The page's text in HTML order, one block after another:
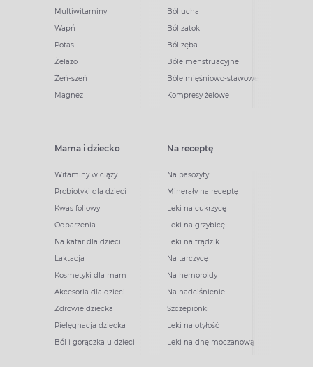
Multiwitaminy
Wapń
Potas
Żelazo
Żeń-szeń
Magnez
Ból ucha
Ból zatok
Ból zęba
Bóle menstruacyjne
Bóle mięśniowo-stawowe
Kompresy żelowe
Mama i dziecko
Witaminy w ciąży
Probiotyki dla dzieci
Kwas foliowy
Odparzenia
Na katar dla dzieci
Laktacja
Kosmetyki dla mam
Akcesoria dla dzieci
Zdrowie dziecka
Pielęgnacja dziecka
Ból i gorączka u dzieci
Na receptę
Na pasożyty
Minerały na receptę
Leki na cukrzycę
Leki na grzybicę
Leki na trądzik
Na tarczycę
Na hemoroidy
Na nadciśnienie
Szczepionki
Leki na otyłość
Leki na dnę moczanową